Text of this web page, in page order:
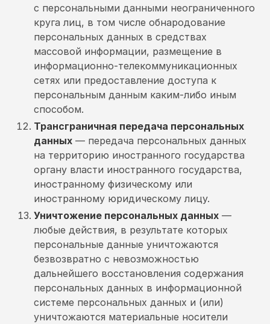
с персональными данными неограниченного
круга лиц, в том числе обнародование
персональных данных в средствах
массовой информации, размещение в
информационно-телекоммуникационных
сетях или предоставление доступа к
персональным данным каким-либо иным
способом.
Трансграничная передача персональных
данных — передача персональных данных
на территорию иностранного государства
органу власти иностранного государства,
иностранному физическому или
иностранному юридическому лицу.
Уничтожение персональных данных —
любые действия, в результате которых
персональные данные уничтожаются
безвозвратно с невозможностью
дальнейшего восстановления содержания
персональных данных в информационной
системе персональных данных и (или)
уничтожаются материальные носители